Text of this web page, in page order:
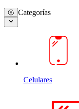
Categorías
Celulares